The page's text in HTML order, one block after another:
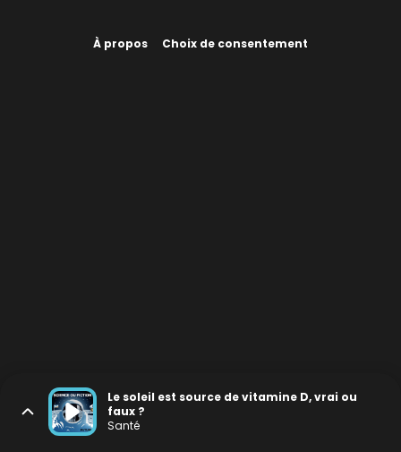
À propos Choix de consentement
Le soleil est source de vitamine D, vrai ou
faux ?
Santé